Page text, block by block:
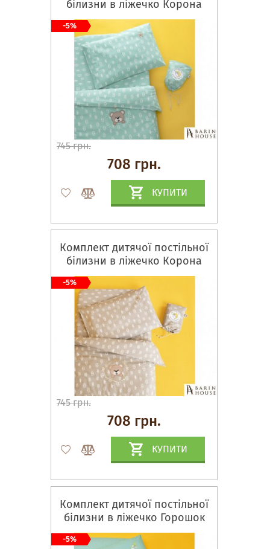
білизни в ліжечко Корона
м'ята
745 грн.
708 грн.
КУПИТИ
-5%
Комплект дитячої постільної
білизни в ліжечко Корона
беж
745 грн.
708 грн.
КУПИТИ
-5%
Комплект дитячої постільної
білизни в ліжечко Горошок
м'ята
-5%